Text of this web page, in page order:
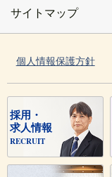
サイトマップ
個人情報保護方針
採用・
求人情報
RECRUIT